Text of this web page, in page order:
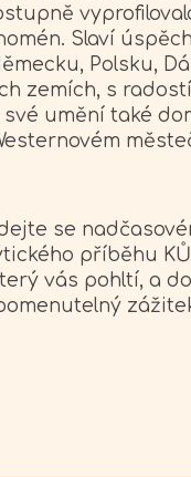
Slaví
Polsku,
zemích, s radostí
umění také
se
příběhu
vás pohltí, a